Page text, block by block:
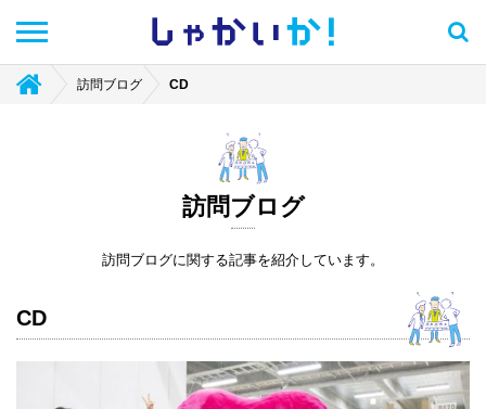
しゃかい か！
訪問ブログ CD
訪問ブログ
訪問ブログに関する記事を紹介しています。
CD